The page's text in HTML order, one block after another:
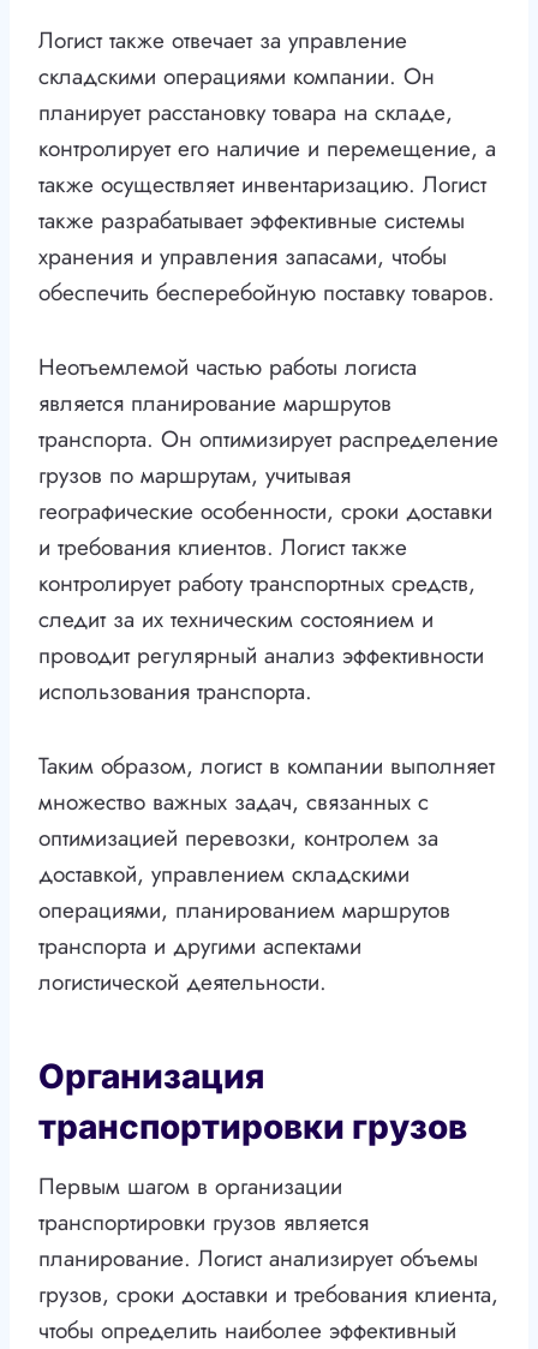
Логист также отвечает за управление
складскими операциями компании. Он
планирует расстановку товара на складе,
контролирует его наличие и перемещение, а
также осуществляет инвентаризацию. Логист
также разрабатывает эффективные системы
хранения и управления запасами, чтобы
обеспечить бесперебойную поставку товаров.
Неотъемлемой частью работы логиста
является планирование маршрутов
транспорта. Он оптимизирует распределение
грузов по маршрутам, учитывая
географические особенности, сроки доставки
и требования клиентов. Логист также
контролирует работу транспортных средств,
следит за их техническим состоянием и
проводит регулярный анализ эффективности
использования транспорта.
Таким образом, логист в компании выполняет
множество важных задач, связанных с
оптимизацией перевозки, контролем за
доставкой, управлением складскими
операциями, планированием маршрутов
транспорта и другими аспектами
логистической деятельности.
Организация
транспортировки грузов
Первым шагом в организации
транспортировки грузов является
планирование. Логист анализирует объемы
грузов, сроки доставки и требования клиента,
чтобы определить наиболее эффективный